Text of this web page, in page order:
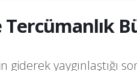
Tercümanlık
giderek yaygınlaştığı